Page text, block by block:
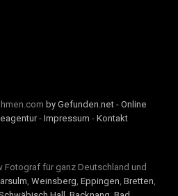
by Gefunden.net - Online
- Impressum - Kontakt
Fotograf für ganz Deutschland und
Weinsberg Eppingen Bretten